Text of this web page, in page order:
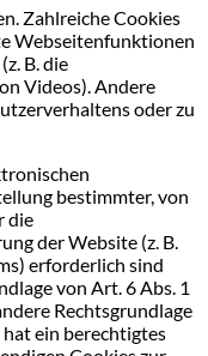
Zahlreiche Cookies
Webseitenfunktionen
B. die
Videos). Andere
oder zu
bestimmter, von
die
der Website (z. B.
erforderlich sind
von Art. 6 Abs. 1
Rechtsgrundlage
ein berechtigtes